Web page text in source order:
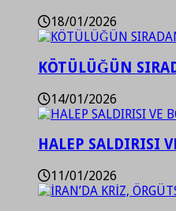
18/01/2026
KÖTÜLÜĞÜN
14/01/2026
HALEP SALDIRISI
11/01/2026